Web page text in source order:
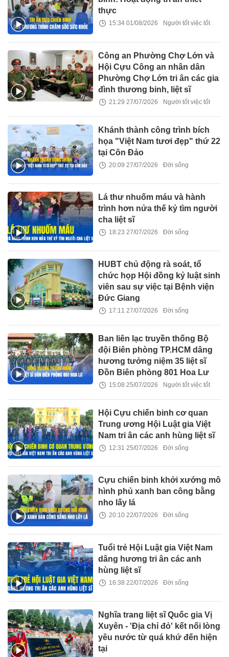
thực
15:34 01/08/2026 Người tốt việc tốt
Công an Phường Chợ Lớn và
Hội Cựu Công an nhân dân
Phường Chợ Lớn tri ân các gia
đình thương binh, liệt sĩ
21:29 27/07/2026 Người tốt việc tốt
Khánh thành công trình bích
họa "Việt Nam tươi đẹp" thứ 22
tại Côn Đảo
20:09 27/07/2026 Đời sống
Lá thư nhuốm máu và hành
trình hơn nửa thế kỷ tìm người
cha liệt sĩ
18:23 27/07/2026 Đời sống
HUBT chủ động rà soát, tổ
chức họp Hội đồng kỷ luật sinh
viên sau sự việc tại Bệnh viện
Đức Giang
17:11 27/07/2026 Đời sống
Ban liên lạc truyền thống Bộ
đội Biên phòng TP.HCM dâng
hương tưởng niệm 35 liệt sĩ
Đồn Biên phòng 801 Hoa Lư
15:08 25/07/2026 Người tốt việc tốt
Hội Cựu chiến binh cơ quan
Trung ương Hội Luật gia Việt
Nam tri ân các anh hùng liệt sĩ
12:31 25/07/2026 Đời sống
Cựu chiến binh khởi xướng mô
hình phủ xanh ban công bằng
nho lấy lá
20:10 22/07/2026 Đời sống
Tuổi trẻ Hội Luật gia Việt Nam
dâng hương tri ân các anh
hùng liệt sĩ
16:38 22/07/2026 Đời sống
Nghĩa trang liệt sĩ Quốc gia Vị
Xuyên - 'Địa chỉ đỏ' kết nối lòng
yêu nước từ quá khứ đến hiện
tại